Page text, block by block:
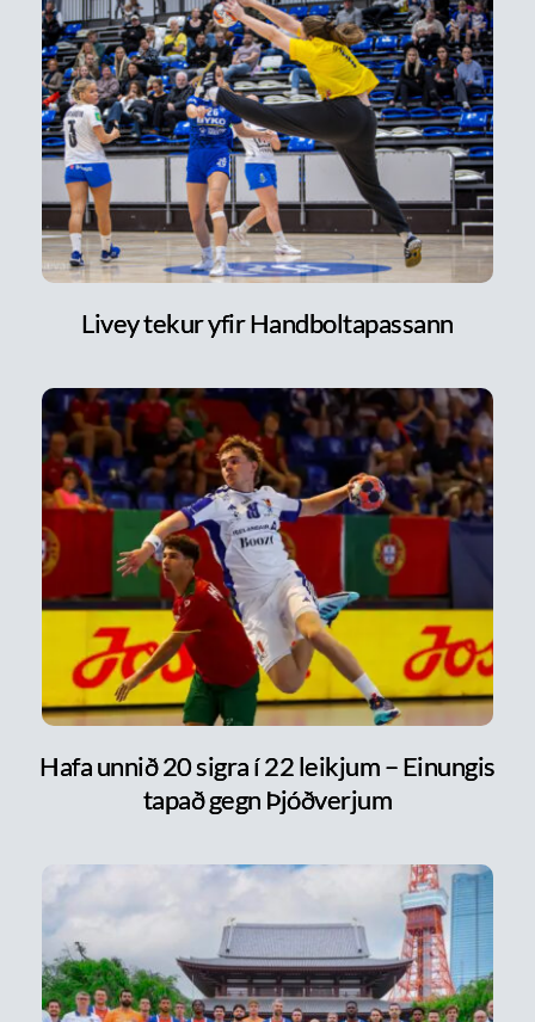
Livey tekur yfir Handboltapassann
Hafa unnið 20 sigra í 22 leikjum – Einungis
tapað gegn Þjóðverjum